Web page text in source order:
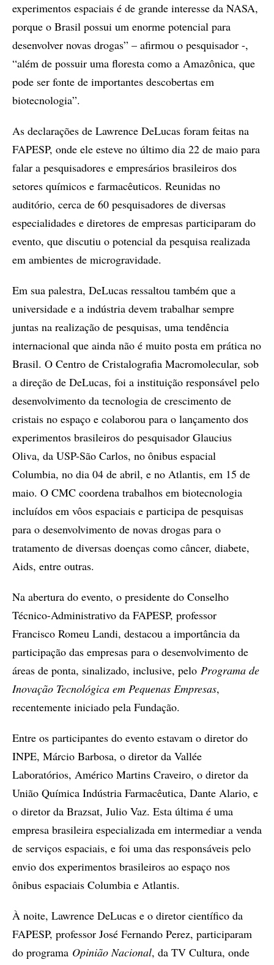
experimentos espaciais é de grande interesse da NASA,
porque o Brasil possui um enorme potencial para
desenvolver novas drogas” – afirmou o pesquisador -,
“além de possuir uma floresta como a Amazônica, que
pode ser fonte de importantes descobertas em
biotecnologia”.
As declarações de Lawrence DeLucas foram feitas na
FAPESP, onde ele esteve no último dia 22 de maio para
falar a pesquisadores e empresários brasileiros dos
setores químicos e farmacêuticos. Reunidas no
auditório, cerca de 60 pesquisadores de diversas
especialidades e diretores de empresas participaram do
evento, que discutiu o potencial da pesquisa realizada
em ambientes de microgravidade.
Em sua palestra, DeLucas ressaltou também que a
universidade e a indústria devem trabalhar sempre
juntas na realização de pesquisas, uma tendência
internacional que ainda não é muito posta em prática no
Brasil. O Centro de Cristalografia Macromolecular, sob
a direção de DeLucas, foi a instituição responsável pelo
desenvolvimento da tecnologia de crescimento de
cristais no espaço e colaborou para o lançamento dos
experimentos brasileiros do pesquisador Glaucius
Oliva, da USP-São Carlos, no ônibus espacial
Columbia, no dia 04 de abril, e no Atlantis, em 15 de
maio. O CMC coordena trabalhos em biotecnologia
incluídos em vôos espaciais e participa de pesquisas
para o desenvolvimento de novas drogas para o
tratamento de diversas doenças como câncer, diabete,
Aids, entre outras.
Na abertura do evento, o presidente do Conselho
Técnico-Administrativo da FAPESP, professor
Francisco Romeu Landi, destacou a importância da
participação das empresas para o desenvolvimento de
áreas de ponta, sinalizado, inclusive, pelo Programa de
Inovação Tecnológica em Pequenas Empresas,
recentemente iniciado pela Fundação.
Entre os participantes do evento estavam o diretor do
INPE, Márcio Barbosa, o diretor da Vallée
Laboratórios, Américo Martins Craveiro, o diretor da
União Química Indústria Farmacêutica, Dante Alario, e
o diretor da Brazsat, Julio Vaz. Esta última é uma
empresa brasileira especializada em intermediar a venda
de serviços espaciais, e foi uma das responsáveis pelo
envio dos experimentos brasileiros ao espaço nos
ônibus espaciais Columbia e Atlantis.
À noite, Lawrence DeLucas e o diretor científico da
FAPESP, professor José Fernando Perez, participaram
do programa Opinião Nacional, da TV Cultura, onde